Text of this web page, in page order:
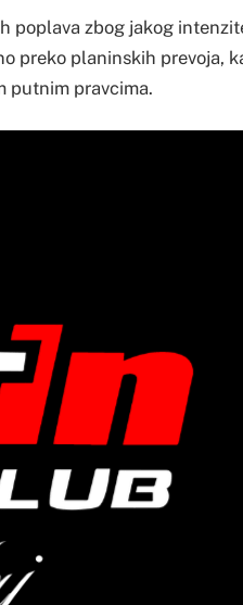
poplava zbog jakog
preko planinskih prevoja,
putnim pravcima.